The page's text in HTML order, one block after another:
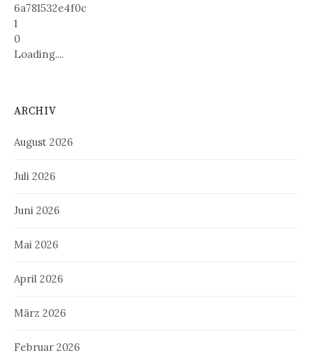
6a781532e4f0c
1
0
Loading....
ARCHIV
August 2026
Juli 2026
Juni 2026
Mai 2026
April 2026
März 2026
Februar 2026